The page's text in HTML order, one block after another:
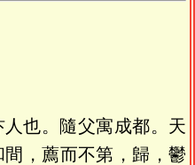
也。隨父寓成都。天
，薦而不第，歸，鬱